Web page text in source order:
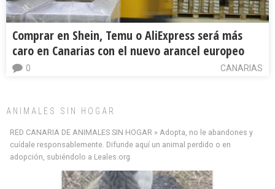
Comprar en Shein, Temu o AliExpress será más
caro en Canarias con el nuevo arancel europeo
CANARIAS
0
ANIMALES SIN HOGAR
RED CANARIA DE ANIMALES SIN HOGAR » Adopta, no le abandones y
cuídale responsablemente. Difunde aquí un animal perdido o en
adopción, subiéndolo a Leales.org